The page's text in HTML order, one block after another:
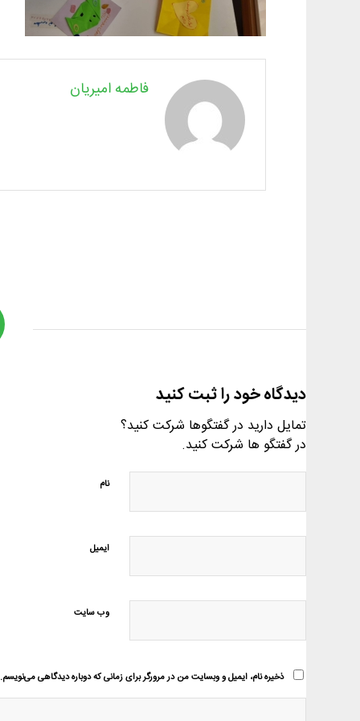
فاطمه امیریان
دیدگاه خود را ثبت کنید
تمایل دارید در گفتگوها شرکت کنید؟
در گفتگو ها شرکت کنید.
نام
ایمیل
وب‌ سایت
ذخیره نام، ایمیل و وبسایت من در مرورگر برای زمانی که دوباره دیدگاهی می‌نویسم.